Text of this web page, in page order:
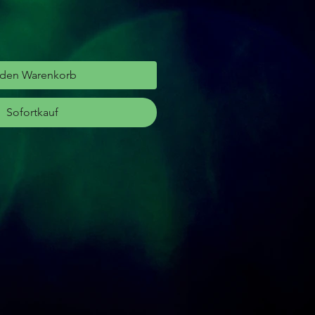
Warenkorb
Sofortkauf